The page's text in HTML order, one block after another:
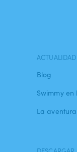
Blog
Swimmy en
La